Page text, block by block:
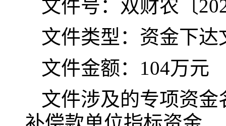
文件号：双财农〔
文件类型：资金下达
文件金额： 104万元
文件涉及的专项资金